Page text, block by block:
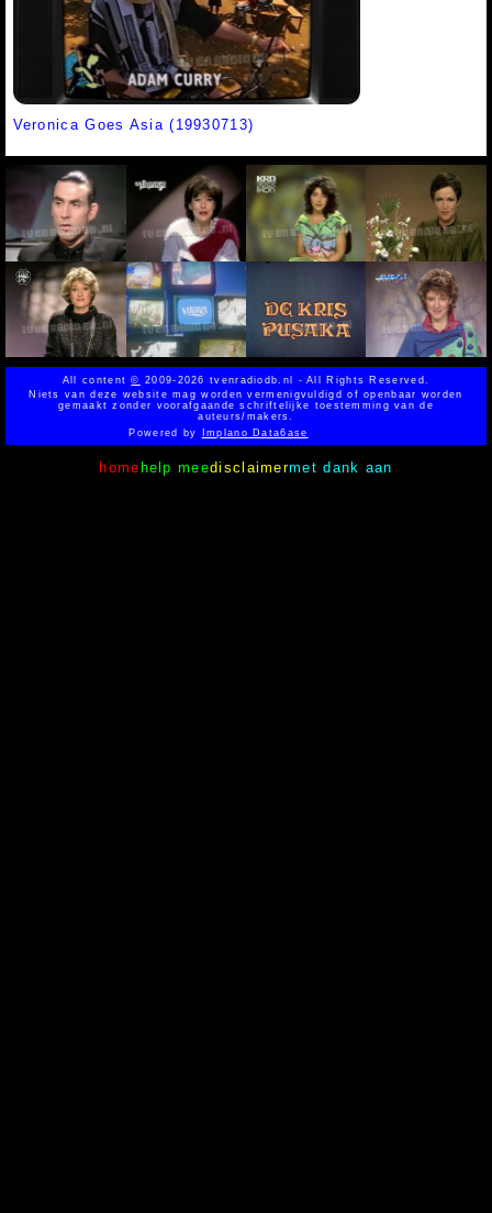
Veronica Goes Asia (19930713)
All content© 2009-2026 tvenradiodb.nl - All Rights Reserved.
Niets van deze website mag worden vermenigvuldigd of openbaar worden
gemaakt zonder voorafgaande schriftelijke toestemming van de
auteurs/makers.
Powered byImplano Data6ase
homehelp meedisclaimermet dank aan